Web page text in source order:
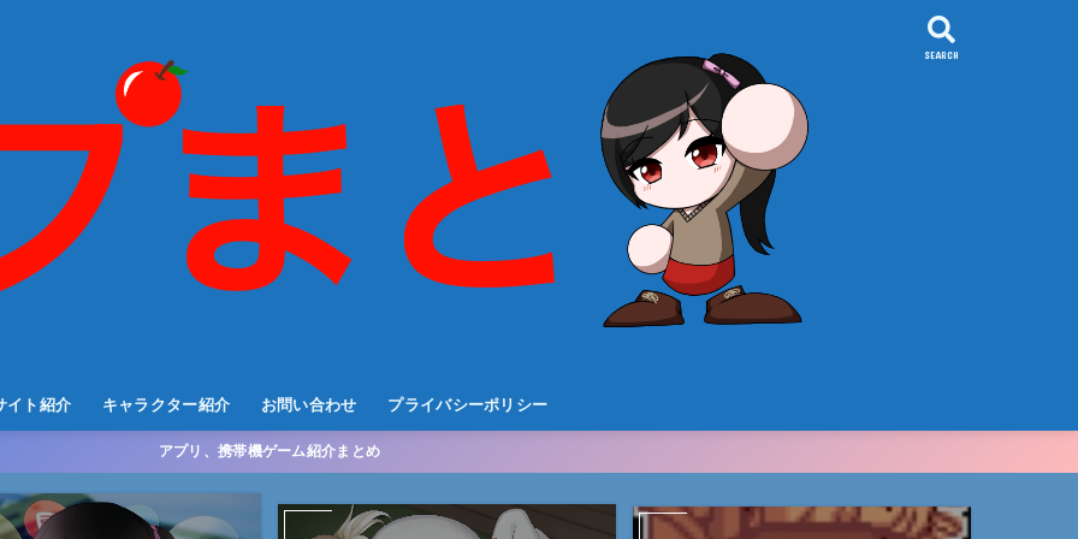
イト紹介 キャラクター紹介 お問い合わせ プライバシーポリシー
SEARCH
アプリ、携帯機ゲーム紹介まとめ